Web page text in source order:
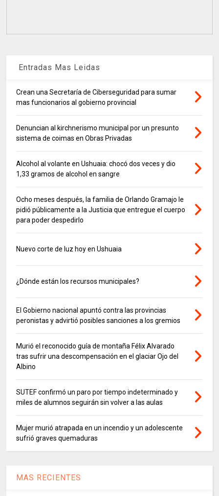
Entradas Mas Leidas
Crean una Secretaría de Ciberseguridad para sumar
mas funcionarios al gobierno provincial
Denuncian al kirchnerismo municipal por un presunto
sistema de coimas en Obras Privadas
Alcohol al volante en Ushuaia: chocó dos veces y dio
1,33 gramos de alcohol en sangre
Ocho meses después, la familia de Orlando Gramajo le
pidió públicamente a la Justicia que entregue el cuerpo
para poder despedirlo
Nuevo corte de luz hoy en Ushuaia
¿Dónde están los recursos municipales?
El Gobierno nacional apuntó contra las provincias
peronistas y advirtió posibles sanciones a los gremios
Murió el reconocido guía de montaña Félix Alvarado
tras sufrir una descompensación en el glaciar Ojo del
Albino
SUTEF confirmó un paro por tiempo indeterminado y
miles de alumnos seguirán sin volver a las aulas
Mujer murió atrapada en un incendio y un adolescente
sufrió graves quemaduras
MAS RECIENTES